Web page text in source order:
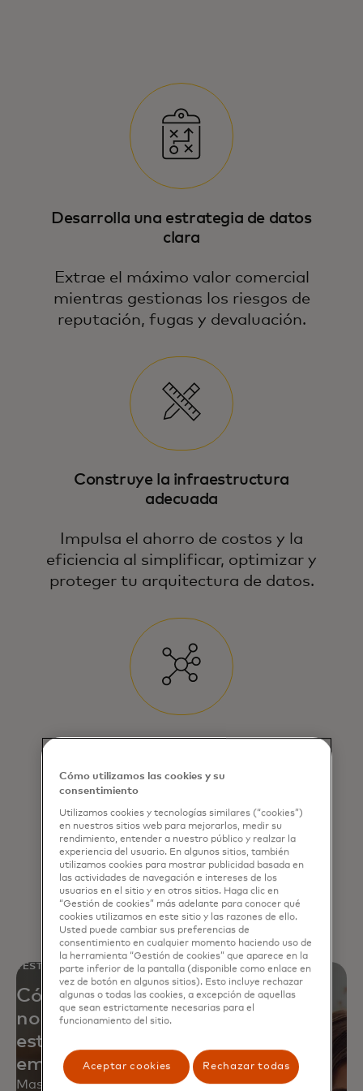
innovador de los datos, y convertimos tus
datos en una fuente confiable para tomar
decisiones poderosas y crecer.
Desarrolla una estrategia de datos
clara
Extrae el máximo valor comercial
mientras gestionas los riesgos de
reputación, fugas y devaluación.
Construye la infraestructura
adecuada
Impulsa el ahorro de costos y la
eficiencia al simplificar, optimizar y
proteger tu arquitectura de datos.
Establece las bases para la gestión
coherencia y permite obtener
conocimientos que impulsen
decisiones más inteligentes.
TESTIMONIO DE UN CLIENTE
Cómo un comercio minorista
norteamericano desarrolló una
estrategia de datos para toda la
empresa
Mastercard ayudó a cerrar brechas críticas,
Cómo utilizamos las cookies y su
consentimiento
Utilizamos cookies y tecnologías similares (“cookies”)
en nuestros sitios web para mejorarlos, medir su
rendimiento, entender a nuestro público y realzar la
experiencia del usuario. En algunos sitios, también
utilizamos cookies para mostrar publicidad basada en
las actividades de navegación e intereses de los
usuarios en el sitio y en otros sitios. Haga clic en
“Gestión de cookies” más adelante para conocer qué
cookies utilizamos en este sitio y las razones de ello.
Usted puede cambiar sus preferencias de
consentimiento en cualquier momento haciendo uso de
la herramienta “Gestión de cookies” que aparece en la
parte inferior de la pantalla (disponible como enlace en
vez de botón en algunos sitios). Esto incluye rechazar
algunas o todas las cookies, a excepción de aquellas
que sean estrictamente necesarias para el
funcionamiento del sitio.
Aceptar cookies Rechazar todas